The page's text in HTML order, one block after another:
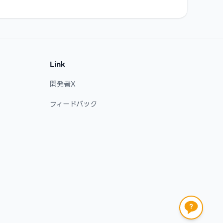
Link
開発者X
フィードバック